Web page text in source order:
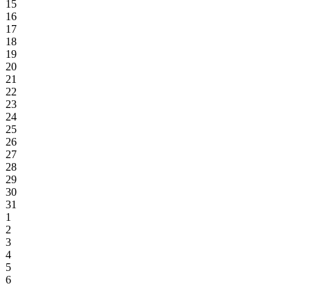
15
16
17
18
19
20
21
22
23
24
25
26
27
28
29
30
31
1
2
3
4
5
6